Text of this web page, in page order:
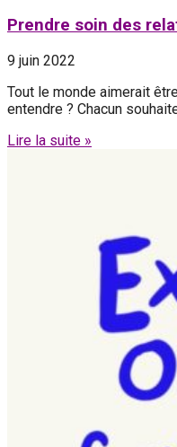
Prendre soin des
9 juin 2022
Tout le monde aimerait
entendre ? Chacun
Lire la suite »